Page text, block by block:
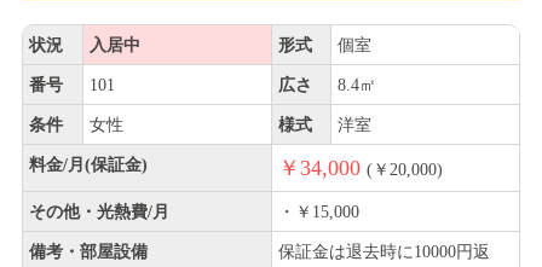
状況 入居中 形式 個室
番号 101 広さ 8.4㎡
条件 女性 様式 洋室
料金/月(保証金) ￥34,000 (￥20,000)
その他・光熱費/月 ・￥15,000
備考・部屋設備
保証金は退去時に10000円返